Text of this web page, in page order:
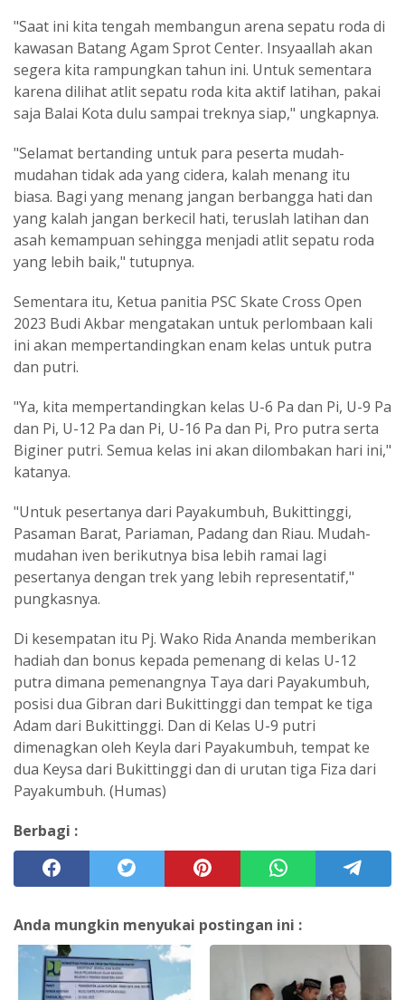
"Saat ini kita tengah membangun arena sepatu roda di
kawasan Batang Agam Sprot Center. Insyaallah akan
segera kita rampungkan tahun ini. Untuk sementara
karena dilihat atlit sepatu roda kita aktif latihan, pakai
saja Balai Kota dulu sampai treknya siap," ungkapnya.
"Selamat bertanding untuk para peserta mudah-
mudahan tidak ada yang cidera, kalah menang itu
biasa. Bagi yang menang jangan berbangga hati dan
yang kalah jangan berkecil hati, teruslah latihan dan
asah kemampuan sehingga menjadi atlit sepatu roda
yang lebih baik," tutupnya.
Sementara itu, Ketua panitia PSC Skate Cross Open
2023 Budi Akbar mengatakan untuk perlombaan kali
ini akan mempertandingkan enam kelas untuk putra
dan putri.
"Ya, kita mempertandingkan kelas U-6 Pa dan Pi, U-9 Pa
dan Pi, U-12 Pa dan Pi, U-16 Pa dan Pi, Pro putra serta
Biginer putri. Semua kelas ini akan dilombakan hari ini,"
katanya.
"Untuk pesertanya dari Payakumbuh, Bukittinggi,
Pasaman Barat, Pariaman, Padang dan Riau. Mudah-
mudahan iven berikutnya bisa lebih ramai lagi
pesertanya dengan trek yang lebih representatif,"
pungkasnya.
Di kesempatan itu Pj. Wako Rida Ananda memberikan
hadiah dan bonus kepada pemenang di kelas U-12
putra dimana pemenangnya Taya dari Payakumbuh,
posisi dua Gibran dari Bukittinggi dan tempat ke tiga
Adam dari Bukittinggi. Dan di Kelas U-9 putri
dimenagkan oleh Keyla dari Payakumbuh, tempat ke
dua Keysa dari Bukittinggi dan di urutan tiga Fiza dari
Payakumbuh. (Humas)
Berbagi :
Anda mungkin menyukai postingan ini :